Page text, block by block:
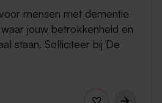
mensen met dementie
jouw betrokkenheid en
staan. Solliciteer bij De